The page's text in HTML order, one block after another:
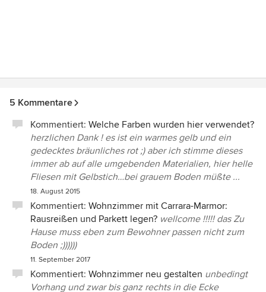
5 Kommentare
Kommentiert: Welche Farben wurden hier verwendet?
herzlichen Dank ! es ist ein warmes gelb und ein
gedecktes bräunliches rot ;) aber ich stimme dieses
immer ab auf alle umgebenden Materialien, hier helle
Fliesen mit Gelbstich…bei grauem Boden müßte ...
18. August 2015
Kommentiert: Wohnzimmer mit Carrara-Marmor:
Rausreißen und Parkett legen? wellcome !!!!! das Zu
Hause muss eben zum Bewohner passen nicht zum
Boden ;))))))
11. September 2017
Kommentiert: Wohnzimmer neu gestalten unbedingt
Vorhang und zwar bis ganz rechts in die Ecke